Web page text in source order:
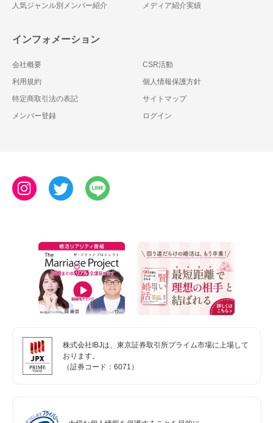
人気ジャンル別メンバー紹介
メディア紹介実績
インフォメーション
会社概要
CSR活動
利用規約
個人情報保護方針
特定商取引法の表記
サイトマップ
メンバー登録
ログイン
株式会社IBJは、東京証券取引所プライム市場に上場して
おります。
（証券コード：6071）